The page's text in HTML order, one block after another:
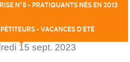
N°8 - PRATIQUANTS NÉS EN 2013
- VACANCES D'ÉTÉ
15 sept. 2023